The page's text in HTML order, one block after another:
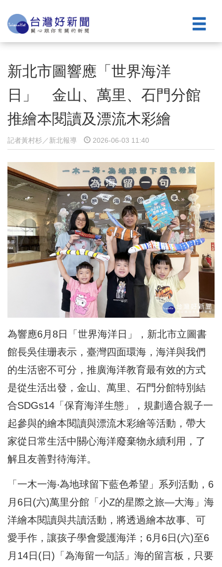
新北市圖響應「世界海洋
日」 金山、萬里、石門分館
推繪本閱讀及漂流木彩繪
記者黃村杉／新北報導 2026-06-03 11:40
為響應6月8日「世界海洋日」，新北市立圖書
館長吳佳珊表示，臺灣四面環海，海洋與我們
的生活密不可分，推廣海洋教育最有效的方式
是從生活出發，金山、萬里、石門分館特別結
合SDGs14「保育海洋生態」，規劃適合親子一
起參與的繪本閱讀與漂流木彩繪等活動，帶大
家從日常生活中關心海洋廢棄物永續利用，了
解且友善對待海洋。
「一木一海‧為地球留下藍色希望」系列活動，6
月6日(六)萬里分館「小Z的星際之旅—大海」海
洋繪本閱讀與共讀活動，將透過繪本故事、可
愛手作，讓孩子學會愛護海洋；6月6日(六)至6
月14日(日)「為海留一句話」海的留言板，只要